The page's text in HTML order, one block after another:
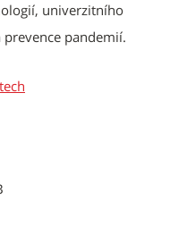
univerzitního
pandemií.